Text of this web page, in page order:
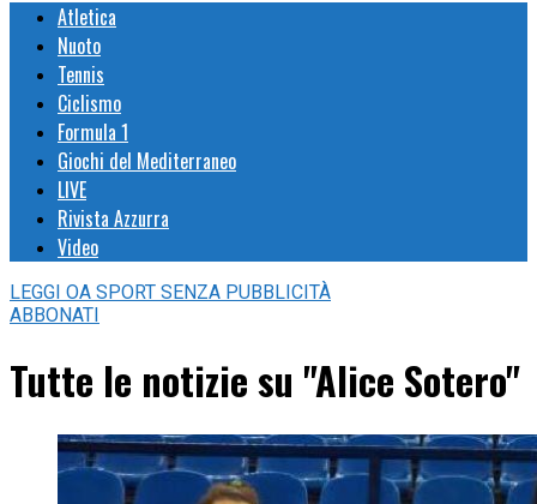
Atletica
Nuoto
Tennis
Ciclismo
Formula 1
Giochi del Mediterraneo
LIVE
Rivista Azzurra
Video
LEGGI OA SPORT SENZA PUBBLICITÀ
ABBONATI
Tutte le notizie su "Alice Sotero"